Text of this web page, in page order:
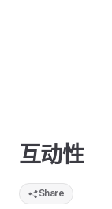
互动性
Share